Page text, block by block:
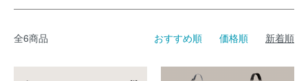
全6商品 おすすめ順 価格順 新着順